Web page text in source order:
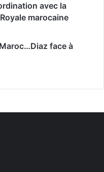
avec la
marocaine
face à